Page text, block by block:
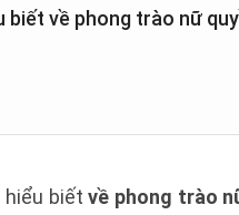
biết về phong trào nữ
hiểu biếtvề phong trào